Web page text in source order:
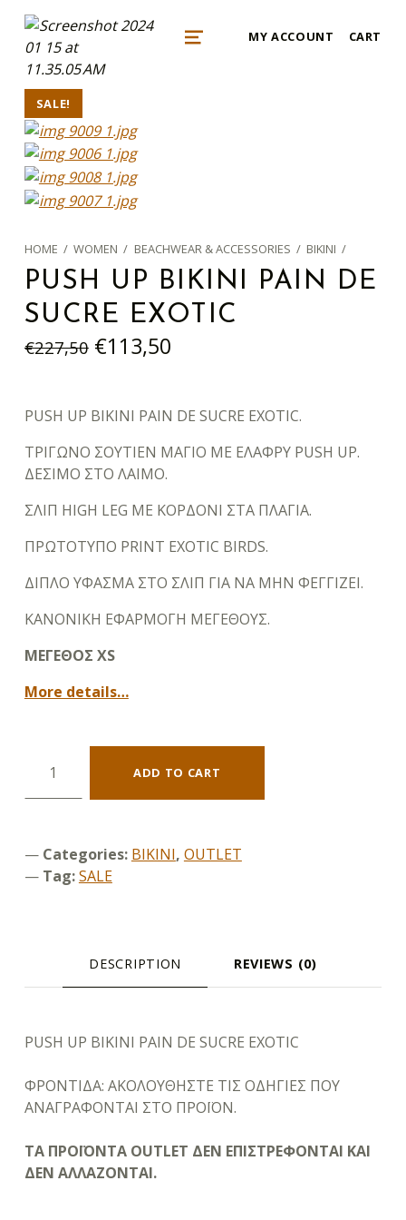
mykonos e-shopMENU
MY ACCOUNT CART
SALE!
HOME / WOMEN / BEACHWEAR & ACCESSORIES / BIKINI /
PUSH UP BIKINI PAIN DE
SUCRE EXOTIC
€227,50
Original price was: €227,50.
€113,50Current price is: €113,50.
PUSH UP BIKINI PAIN DE SUCRE EXOTIC.
ΤΡΙΓΩΝΟ ΣΟΥΤΙΕΝ ΜΑΓΙΟ ΜΕ ΕΛΑΦΡΥ PUSH UP.
ΔΕΣΙΜΟ ΣΤΟ ΛΑΙΜΟ.
ΣΛΙΠ HIGH LEG ΜΕ ΚΟΡΔΟΝΙ ΣΤΑ ΠΛΑΓΙΑ.
ΠΡΩΤΟΤΥΠΟ PRINT EXOTIC BIRDS.
ΔΙΠΛΟ ΥΦΑΣΜΑ ΣΤΟ ΣΛΙΠ ΓΙΑ ΝΑ ΜΗΝ ΦΕΓΓΙΖΕΙ.
ΚΑΝΟΝΙΚΗ ΕΦΑΡΜΟΓΗ ΜΕΓΕΘΟΥΣ.
ΜΕΓΕΘΟΣ XS
More details…
ADD TO CART
Categories: BIKINI, OUTLET
Tag:SALE
DESCRIPTION REVIEWS (0)
PUSH UP BIKINI PAIN DE SUCRE EXOTIC
ΦΡΟΝΤΙΔΑ: ΑΚΟΛΟΥΘΗΣΤΕ ΤΙΣ ΟΔΗΓΙΕΣ ΠΟΥ
ΑΝΑΓΡΑΦΟΝΤΑΙ ΣΤΟ ΠΡΟΪΟΝ.
ΤΑ ΠΡΟΪΟΝΤΑ OUTLET ΔΕΝ ΕΠΙΣΤΡΕΦΟΝΤΑΙ ΚΑΙ
ΔΕΝ ΑΛΛΑΖΟΝΤΑΙ.